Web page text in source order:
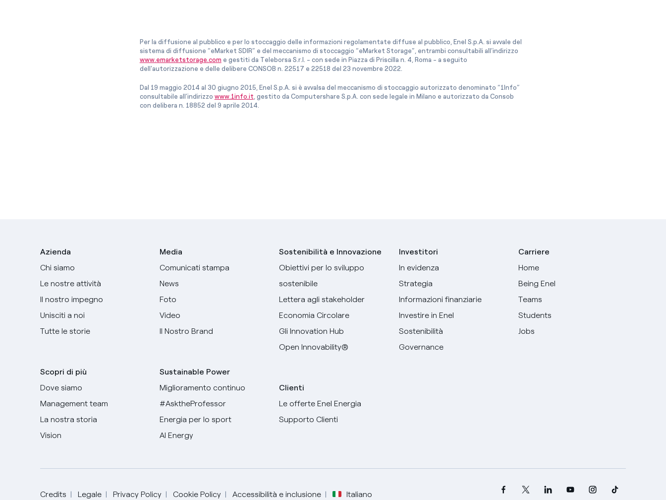
Per la diffusione al pubblico e per lo stoccaggio delle informazioni regolamentate diffuse al pubblico, Enel S.p.A. si avvale del
sistema di diffusione “eMarket SDIR” e del meccanismo di stoccaggio “eMarket Storage”, entrambi consultabili all’indirizzo
www.emarketstorage.com e gestiti da Teleborsa S.r.l. - con sede in Piazza di Priscilla n. 4, Roma - a seguito
dell'autorizzazione e delle delibere CONSOB n. 22517 e 22518 del 23 novembre 2022.
Dal 19 maggio 2014 al 30 giugno 2015, Enel S.p.A. si è avvalsa del meccanismo di stoccaggio autorizzato denominato “1Info”
consultabile all’indirizzo www.1info.it , gestito da Computershare S.p.A. con sede legale in Milano e autorizzato da Consob
con delibera n. 18852 del 9 aprile 2014.
Azienda
Chi siamo
Le nostre attività
Il nostro impegno
Unisciti a noi
Tutte le storie
Scopri di più
Dove siamo
Management team
La nostra storia
Vision
Media
Comunicati stampa
News
Foto
Video
Il Nostro Brand
Sustainable Power
Miglioramento continuo
#AsktheProfessor
Energia per lo sport
AI Energy
Sostenibilità e Innovazione
Obiettivi per lo sviluppo
sostenibile
Lettera agli stakeholder
Economia Circolare
Gli Innovation Hub
Open Innovability®
Clienti
Le offerte Enel Energia
Supporto Clienti
Investitori
In evidenza
Strategia
Informazioni finanziarie
Investire in Enel
Sostenibilità
Governance
Carriere
Home
Being Enel
Teams
Students
Jobs
Credits Legale Privacy Policy Cookie Policy Accessibilità e inclusione Italiano
Italiano